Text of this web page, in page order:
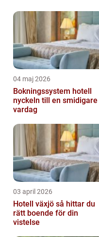
04 maj 2026
Bokningssystem hotell
nyckeln till en smidigare
vardag
03 april 2026
Hotell växjö så hittar du
rätt boende för din
vistelse